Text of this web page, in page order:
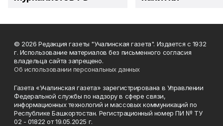
© 2026 Редакция газеты "Учалинская газета". Издается с 1932
г. Использование материалов без письменного согласия
владельца сайта запрещено.
Об использовании персональных данных
Газета «Учалинская газета» зарегистрирована в Управлении
Федеральной службы по надзору в сфере связи,
информационных технологий и массовых коммуникаций по
Республике Башкортостан. Регистрационный номер ПИ № ТУ
02 - 01822 от 19.05.2025 г.